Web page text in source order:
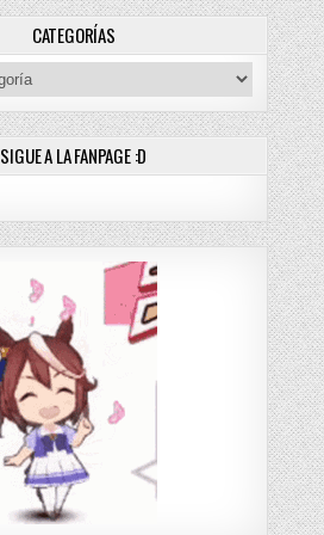
CATEGORÍAS
SIGUE A LA FANPAGE :D